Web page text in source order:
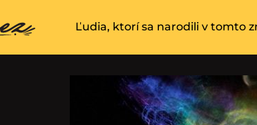
Ľudia, ktorí sa narodili v tomto